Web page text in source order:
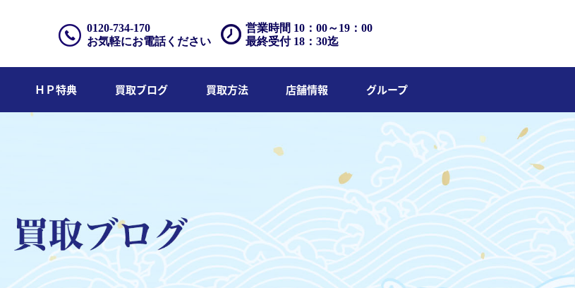
営業時間 10：00～19：00
最終受付 18：30迄
0120-734-170
お気軽にお電話ください
ＨＰ特典 買取ブログ 買取方法 店舗情報 グループ